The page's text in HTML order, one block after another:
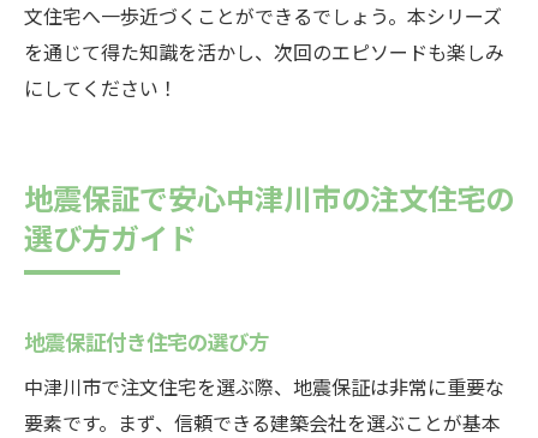
文住宅へ一歩近づくことができるでしょう。本シリーズ
を通じて得た知識を活かし、次回のエピソードも楽しみ
にしてください！
地震保証で安心中津川市の注文住宅の
選び方ガイド
地震保証付き住宅の選び方
中津川市で注文住宅を選ぶ際、地震保証は非常に重要な
要素です。まず、信頼できる建築会社を選ぶことが基本